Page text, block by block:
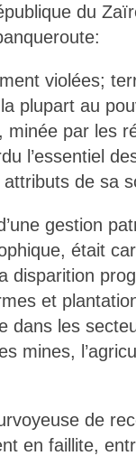
du
violées;
plupart au
minée par les
l’essentiel
de sa
gestion
était
et
dans les
mines,
de
en faillite,